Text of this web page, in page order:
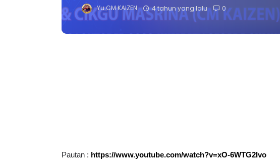
Yu.CM KAIZEN 4 tahun yang lalu 0
Pautan : https://www.youtube.com/watch?v=xO-6WTG2Ivo